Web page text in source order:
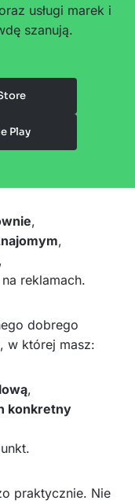
usługi marek i
szanują.
Play
,
,
,
reklamach.
dobrego
w której masz:
,
konkretny
praktycznie. Nie